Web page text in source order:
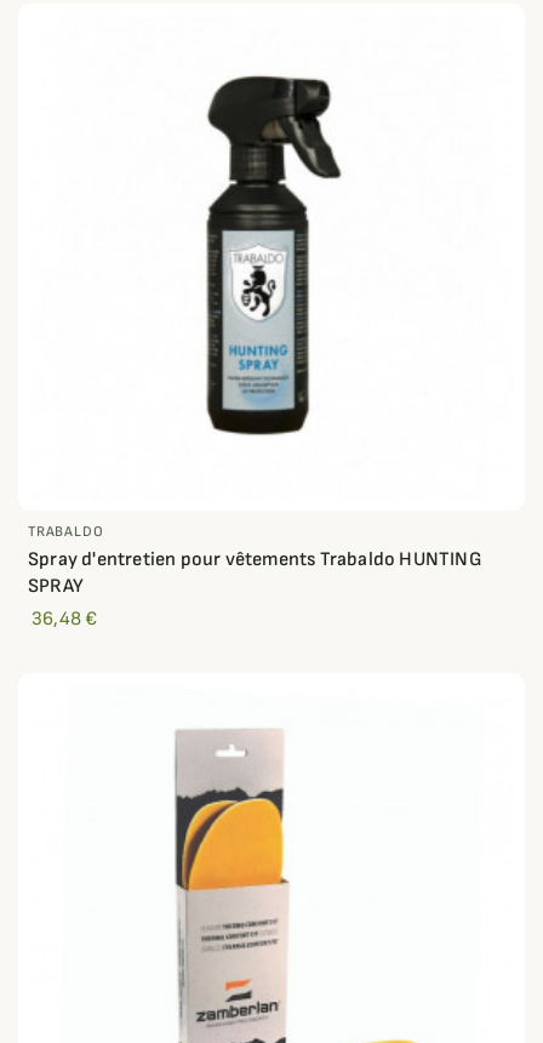
TRABALDO
Spray d'entretien pour vêtements Trabaldo HUNTING
SPRAY
36,48 €